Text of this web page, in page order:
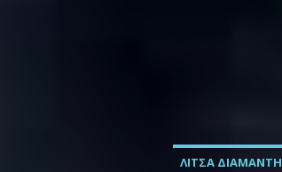
ΛΙΤΣΑ ΔΙΑΜΑΝΤΗ